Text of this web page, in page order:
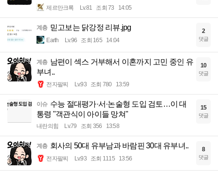
제르만크록 Lv.81 조회 73 14:05
계층 믿고보는 닭강정 리뷰.jpg
Earth Lv.96 조회 165 14:04
2
댓글
계층 남편이 섹스 거부해서 이혼까지 고민 중인 유
부녀..
전자팔찌 Lv.93 조회 780 13:59
10
댓글
이슈 수능 절대평가·서·논술형 도입 검토…이 대
통령 "객관식이 아이들 망쳐"
내란의힘 Lv.79 조회 356 13:58
15
댓글
계층 회사의 50대 유부남과 바람핀 30대 유부녀..
전자팔찌 Lv.93 조회 1115 13:56
8
댓글